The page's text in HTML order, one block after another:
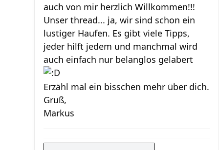
auch von mir herzlich Willkommen!!!
Unser thread... ja, wir sind schon ein
lustiger Haufen. Es gibt viele Tipps,
jeder hilft jedem und manchmal wird
auch einfach nur belanglos gelabert
Erzähl mal ein bisschen mehr über dich.
Gruß,
Markus